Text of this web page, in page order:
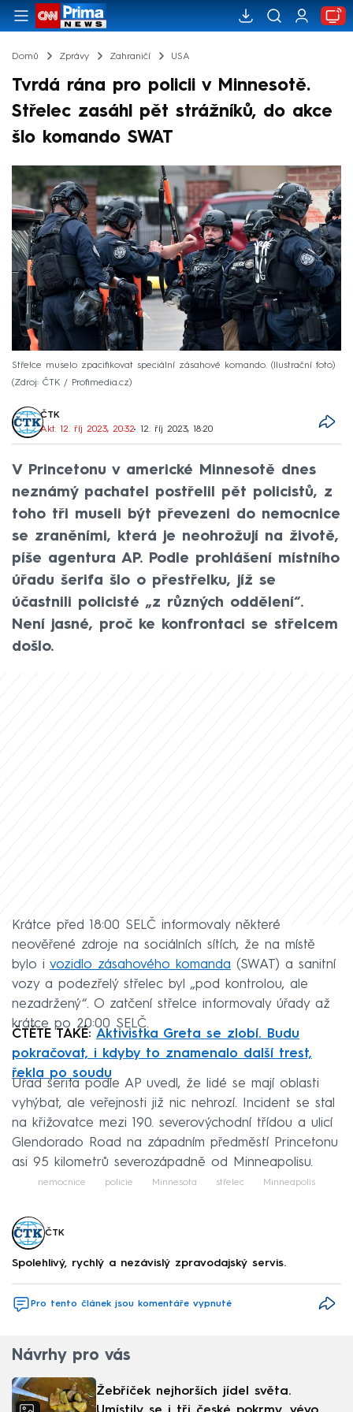
Domů Zprávy Zahraničí USA
Tvrdá rána pro policii v Minnesotě.
Střelec zasáhl pět strážníků, do akce
šlo komando SWAT
Střelce muselo zpacifikovat speciální zásahové komando. (Ilustrační foto)
Zdroj: ČTK / Profimedia.cz
ČTK
Akt. 12. říj 2023, 20:32• 12. říj 2023, 18:20
V Princetonu v americké Minnesotě dnes
neznámý pachatel postřelil pět policistů, z
toho tři museli být převezeni do nemocnice
se zraněními, která je neohrožují na životě,
píše agentura AP. Podle prohlášení místního
úřadu šerifa šlo o přestřelku, jíž se
účastnili policisté „z různých oddělení“.
Není jasné, proč ke konfrontaci se střelcem
došlo.
Krátce před 18:00 SELČ informovaly některé
neověřené zdroje na sociálních sítích, že na místě
bylo i vozidlo zásahového komanda (SWAT) a sanitní
vozy a podezřelý střelec byl „pod kontrolou, ale
nezadržený“. O zatčení střelce informovaly úřady až
krátce po 20:00 SELČ.
ČTĚTE TAKÉ: Aktivistka Greta se zlobí. Budu
pokračovat, i kdyby to znamenalo další trest,
řekla po soudu
Úřad šerifa podle AP uvedl, že lidé se mají oblasti
vyhýbat, ale veřejnosti již nic nehrozí. Incident se stal
na křižovatce mezi 190. severovýchodní třídou a ulicí
Glendorado Road na západním předměstí Princetonu
asi 95 kilometrů severozápadně od Minneapolisu.
nemocnice policie Minnesota střelec Minneapolis
ČTK
Spolehlivý, rychlý a nezávislý zpravodajský servis.
Pro tento článek jsou komentáře vypnuté
Návrhy pro vás
Žebříček nejhorších jídel světa.